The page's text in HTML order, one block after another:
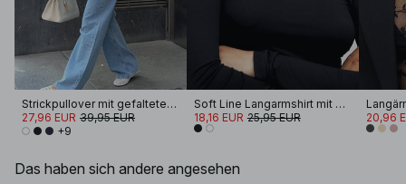
Strickpullover mit gefalteten Ärmeln
27,96 EUR 39,95 EUR
+9
Soft Line Langarmshirt mit Trichterhals
18,16 EUR 25,95 EUR 20,96
Das haben sich andere angesehen